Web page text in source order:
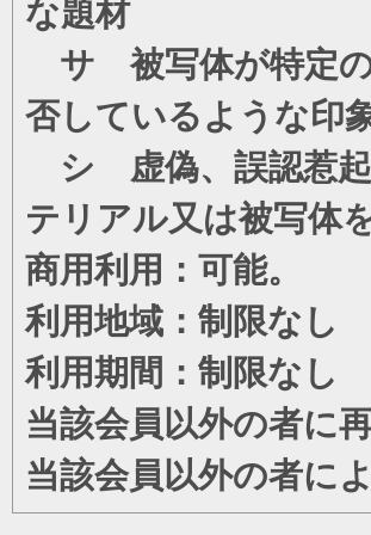
な題材
サ 被写体が特定の
否しているような印
シ 虚偽、誤認惹起
テリアル又は被写体
商用利用：可能。
利用地域：制限なし
利用期間：制限なし
当該会員以外の者に
当該会員以外の者に